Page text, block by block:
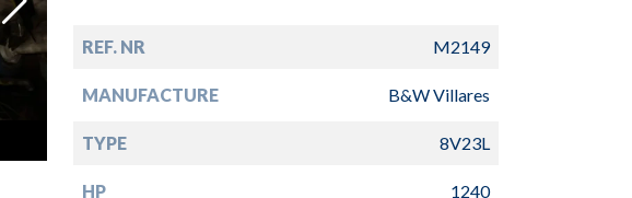
REF. NR M2149
MANUFACTURE B&W Villares
TYPE 8V23L
HP 1240